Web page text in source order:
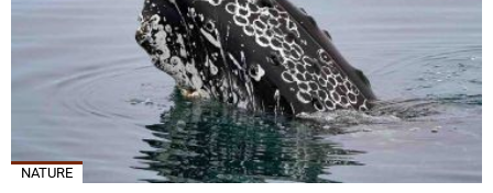
NATURE